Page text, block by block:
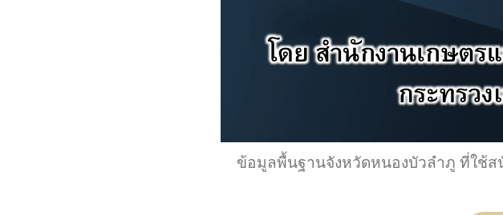
ข้อมูลพื้นฐานจังหวัดหนองบัวลำภู ที่ใช้